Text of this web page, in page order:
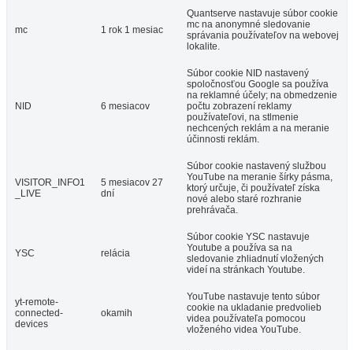
mc 1 rok 1 mesiac
Quantserve nastavuje súbor cookie
mc na anonymné sledovanie
správania používateľov na webovej
lokalite.
NID 6 mesiacov
Súbor cookie NID nastavený
spoločnosťou Google sa používa
na reklamné účely; na obmedzenie
počtu zobrazení reklamy
používateľovi, na stlmenie
nechcených reklám a na meranie
účinnosti reklám.
VISITOR_INFO1
_LIVE
5 mesiacov 27
dní
Súbor cookie nastavený službou
YouTube na meranie šírky pásma,
ktorý určuje, či používateľ získa
nové alebo staré rozhranie
prehrávača.
YSC relácia
Súbor cookie YSC nastavuje
Youtube a používa sa na
sledovanie zhliadnutí vložených
videí na stránkach Youtube.
yt-remote-
connected-
devices
okamih
YouTube nastavuje tento súbor
cookie na ukladanie predvolieb
videa používateľa pomocou
vloženého videa YouTube.